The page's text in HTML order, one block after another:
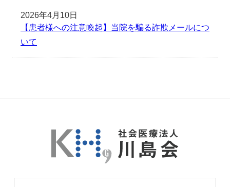
2026年4月10日
【患者様への注意喚起】当院を騙る詐欺メールにつ
いて